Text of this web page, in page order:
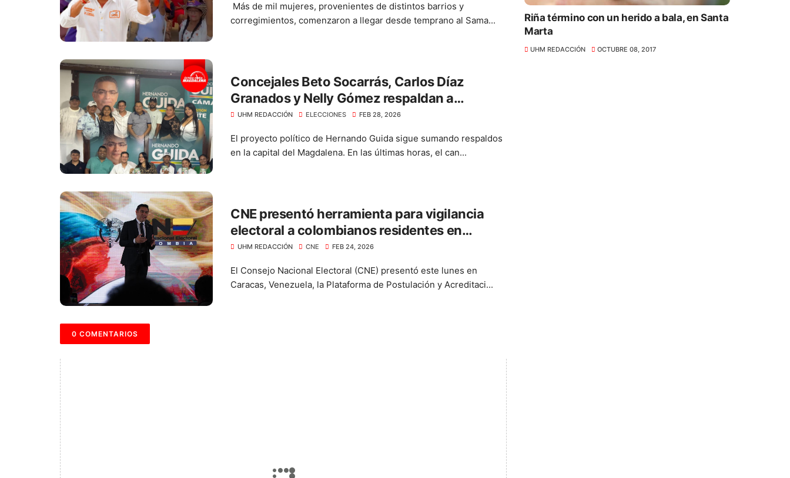
Más de mil mujeres, provenientes de distintos barrios y
corregimientos, comenzaron a llegar desde temprano al Sama...
Concejales Beto Socarrás, Carlos Díaz
Granados y Nelly Gómez respaldan a
Hernando Guida
UHM REDACCIÓN ELECCIONES FEB 28, 2026
El proyecto político de Hernando Guida sigue sumando respaldos
en la capital del Magdalena. En las últimas horas, el can...
CNE presentó herramienta para vigilancia
electoral a colombianos residentes en
Venezuela
UHM REDACCIÓN CNE FEB 24, 2026
El Consejo Nacional Electoral (CNE) presentó este lunes en
Caracas, Venezuela, la Plataforma de Postulación y Acreditaci...
0 COMENTARIOS
Riña término con un herido a bala, en Santa
Marta
UHM REDACCIÓN OCTUBRE 08, 2017